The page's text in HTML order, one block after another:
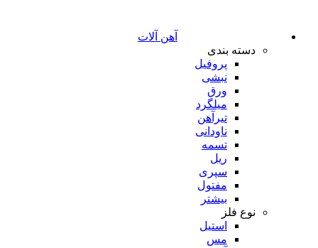
آهن آلات
دسته بندی
پروفیل
نبشی
ورق
میلگرد
تیرآهن
ناودانی
تسمه
ریل
سپری
مفتول
بیشتر
نوع فلز
استیل
مس